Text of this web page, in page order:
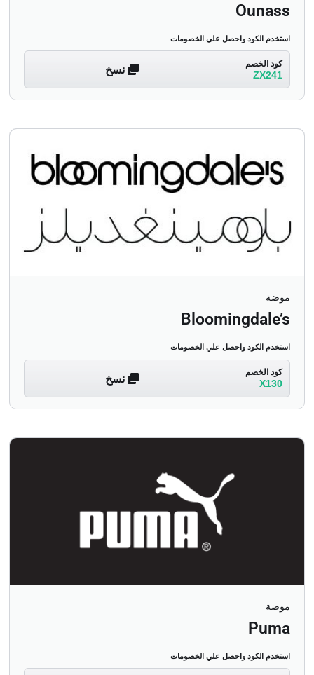
Ounass
استخدم الكود واحصل علي الخصومات
كود الخصم
ZX241
موضة
Bloomingdale’s
استخدم الكود واحصل علي الخصومات
كود الخصم
X130
موضة
Puma
استخدم الكود واحصل علي الخصومات